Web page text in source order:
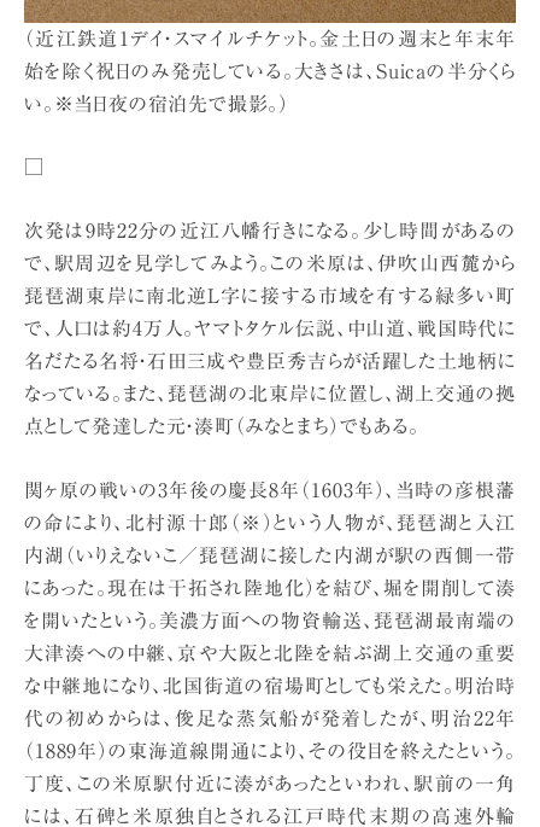
（近江鉄道1デイ・スマイルチケット。金土日の週末と年末年
始を除く祝日のみ発売している。大きさは、Suicaの半分くら
い。※当日夜の宿泊先で撮影。）
次発は9時22分の近江八幡行きになる。少し時間があるの
で、駅周辺を見学してみよう。この米原は、伊吹山西麓から
琵琶湖東岸に南北逆L字に接する市域を有する緑多い町
で、人口は約4万人。ヤマトタケル伝説、中山道、戦国時代に
名だたる名将・石田三成や豊臣秀吉らが活躍した土地柄に
なっている。また、琵琶湖の北東岸に位置し、湖上交通の拠
点として発達した元・湊町（みなとまち）でもある。
関ヶ原の戦いの3年後の慶長8年（1603年）、当時の彦根藩
の命により、北村源十郎（※）という人物が、琵琶湖と入江
内湖（いりえないこ／琵琶湖に接した内湖が駅の西側一帯
にあった。現在は干拓され陸地化）を結び、堀を開削して湊
を開いたという。美濃方面への物資輸送、琵琶湖最南端の
大津湊への中継、京や大阪と北陸を結ぶ湖上交通の重要
な中継地になり、北国街道の宿場町としても栄えた。明治時
代の初めからは、俊足な蒸気船が発着したが、明治22年
（1889年）の東海道線開通により、その役目を終えたという。
丁度、この米原駅付近に湊があったといわれ、駅前の一角
には、石碑と米原独自とされる江戸時代末期の高速外輪